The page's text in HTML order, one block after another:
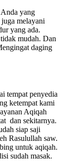
yang
melayani
yang ada.
mudah. Dan
daging
tempat penyedia
ketempat kami
Aqiqah
dan sekitarnya.
siap saji
Rasulullah saw.
untuk aqiqah.
sudah masak.